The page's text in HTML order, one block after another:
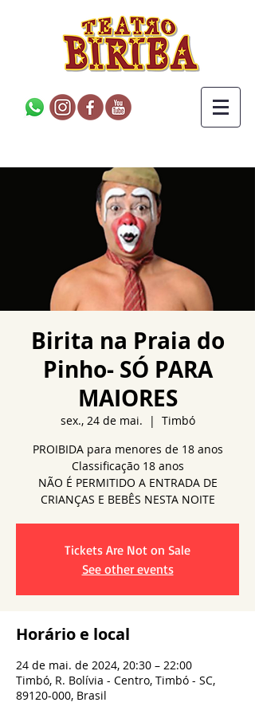
Birita na Praia do
Pinho- SÓ PARA
MAIORES
sex., 24 de mai.
  |
Timbó
PROIBIDA para menores de 18 anos
Classificação 18 anos
NÃO É PERMITIDO A ENTRADA DE
Tickets Are Not on Sale
See other events
Horário e local
24 de mai. de 2024, 20:30 – 22:00
Timbó, R. Bolívia - Centro, Timbó - SC,
89120-000, Brasil